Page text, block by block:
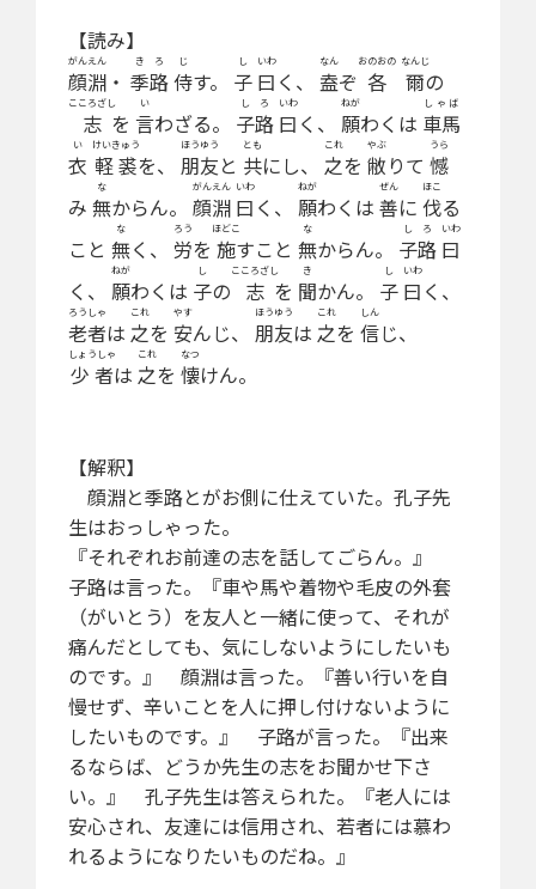
【読み】
顔淵
がんえん
・季路
きろ
侍
じ
す。 子
し
曰
いわ
く、 盍
なん
ぞ 各
おのおの
爾
なんじ
の
志
こころざし
を言
い
わざる。 子路
しろ
曰
いわ
く、願
ねが
わくは 車馬
しゃば
衣
い
軽裘
けいきゅう
を、朋友
ほうゆう
と 共
とも
にし、之
これ
を敝
やぶ
りて憾
うら
み無
な
からん。顔淵
がんえん
曰
いわ
く、願
ねが
わくは善
ぜん
に伐
ほこ
る
こと無
な
く、 労
ろう
を施
ほどこ
すこと無
な
からん。 子路
しろ
曰
いわ
く、願
ねが
わくは 子
し
の 志
こころざし
を 聞
き
かん。 子
し
曰
いわ
く、
老者
ろうしゃ
は之
これ
を 安
やす
んじ、朋友
ほうゆう
は之
これ
を信
しん
じ、
少者
しょうしゃ
は之
これ
を懐
なつ
けん。
【解釈】
顔淵と季路とがお側に仕えていた。孔子先
生はおっしゃった。
『それぞれお前達の志を話してごらん。』
子路は言った。『車や馬や着物や毛皮の外套
（がいとう）を友人と一緒に使って、それが
痛んだとしても、気にしないようにしたいも
のです。』 顔淵は言った。『善い行いを自
慢せず、辛いことを人に押し付けないように
したいものです。』 子路が言った。『出来
るならば、どうか先生の志をお聞かせ下さ
い。』 孔子先生は答えられた。『老人には
安心され、友達には信用され、若者には慕わ
れるようになりたいものだね。』